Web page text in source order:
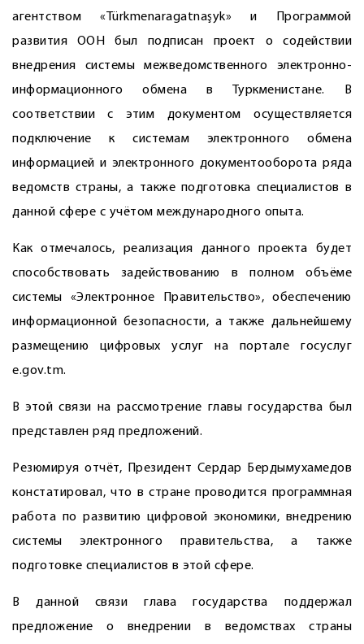
агентством «Türkmenaragatnaşyk» и Программой
развития ООН был подписан проект о содействии
внедрения сис­темы межведомственного электронно-
информационного обмена в Туркменистане. В
соответствии с этим документом осуществляется
подключение к системам электронного обмена
информацией и электронного документооборота ряда
ведомств страны, а также подготовка специалистов в
данной сфере с учётом международного опыта.
Как отмечалось, реализация данного проекта будет
способствовать задействованию в полном объёме
системы «Электронное Правительство», обеспечению
информационной безопасности, а также дальнейшему
размещению цифровых услуг на портале госуслуг
e.gov.tm.
В этой связи на рассмотрение главы государства был
представлен ряд предложений.
Резюмируя отчёт, Президент Сердар Бердымухамедов
констатировал, что в стране проводится программная
работа по развитию цифровой экономики, внедрению
сис­темы электронного правительства, а также
подготовке специалистов в этой сфере.
В данной связи глава государства поддержал
предложение о внедрении в ведомствах страны